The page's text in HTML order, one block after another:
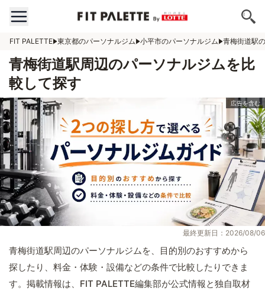
FIT PALETTE 東京都のパーソナルジム 小平市のパーソナルジム 青梅街道駅
青梅街道駅周辺のパーソナルジムを比
較して探す
最終更新日：2026/08/06
青梅街道駅周辺のパーソナルジムを、目的別のおすすめから
探したり、料金・体験・設備などの条件で比較したりできま
す。掲載情報は、FIT PALETTE編集部が公式情報と独自取材